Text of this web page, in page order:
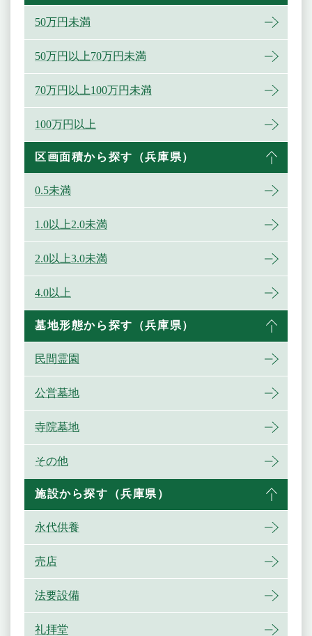
50万円未満
50万円以上70万円未満
70万円以上100万円未満
100万円以上
区画面積から探す（兵庫県）
0.5未満
1.0以上2.0未満
2.0以上3.0未満
4.0以上
墓地形態から探す（兵庫県）
民間霊園
公営墓地
寺院墓地
その他
施設から探す（兵庫県）
永代供養
売店
法要設備
礼拝堂